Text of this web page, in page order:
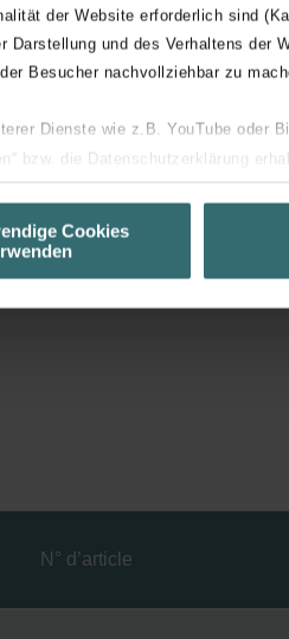
der Website erforderlich sind
Darstellung und des Verhaltens der
Besucher nachvollziehbar zu
Dienste wie z.B. YouTube oder
bzw. die Datenschutzerklärung
um Ihnen die
Interessen zur Verfügung zu
widerrufen.
Mekan İklimlendirme Sanayi ve
Cookies
intérieure est dotée d’un
: les tubulures de
résistants à la corrosion et à
N° d’article